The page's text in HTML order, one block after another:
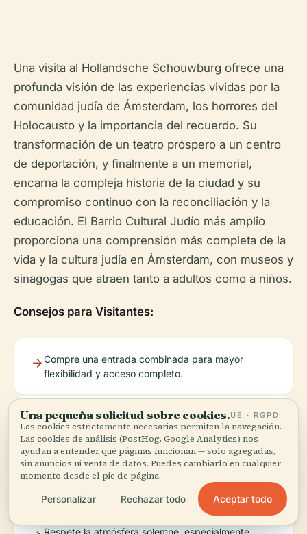
Una visita al Hollandsche Schouwburg ofrece una
profunda visión de las experiencias vividas por la
comunidad judía de Ámsterdam, los horrores del
Holocausto y la importancia del recuerdo. Su
transformación de un teatro próspero a un centro
de deportación, y finalmente a un memorial,
encarna la compleja historia de la ciudad y su
compromiso continuo con la reconciliación y la
educación. El Barrio Cultural Judío más amplio
proporciona una comprensión más completa de la
vida y la cultura judía en Ámsterdam, con museos y
sinagogas que atraen tanto a adultos como a niños.
Consejos para Visitantes:
Compre una entrada combinada para mayor
flexibilidad y acceso completo.
Reserve con antelación las visitas guiadas y las
sillas de ruedas.
Dedique tiempo a la reflexión en el memorial y en el
Una pequeña solicitud sobre cookies.UE · RGPD
Las cookies estrictamente necesarias permiten la navegación.
Las cookies de análisis (PostHog, Google Analytics) nos
ayudan a entender qué páginas funcionan — solo agregadas,
sin anuncios ni venta de datos. Puedes cambiarlo en cualquier
momento desde el pie de página.
Personalizar Rechazar todo Aceptar todo